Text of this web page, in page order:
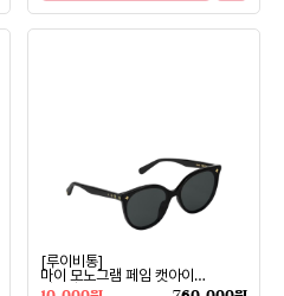
[루이비통]
마이 모노그램 페임 캣아이
선글라스